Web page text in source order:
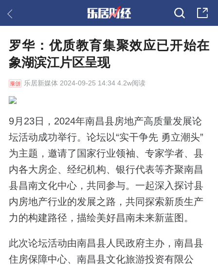
罗华：优质教育集聚效应已开始在
象湖滨江片区呈现
乐居新媒体 2024-09-25 14:34 4.2w阅读
9月23日，2024年南昌县房地产高质量发展论
坛活动成功举行。论坛以“实干争先 勇立潮头”
为主题，邀请了国家行业领袖、专家学者、县
内各大房企、经纪机构、银行代表等齐聚南昌
县昌南文化中心，共同参与。一起深入探讨县
内房地产行业的发展之路，共同探索新质生产
力的构建路径，描绘美好昌南未来新蓝图。
此次论坛活动由南昌县人民政府主办，南昌县
住房保障中心、南昌县文化旅游投资有限公